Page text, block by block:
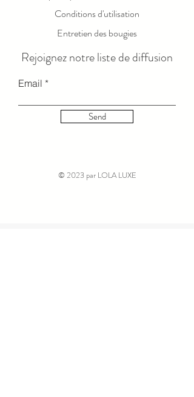
Conditions d'utilisation
Entretien des bougies
Rejoignez notre liste de diffusion
Email
Send
© 2023 par LOLA LUXE